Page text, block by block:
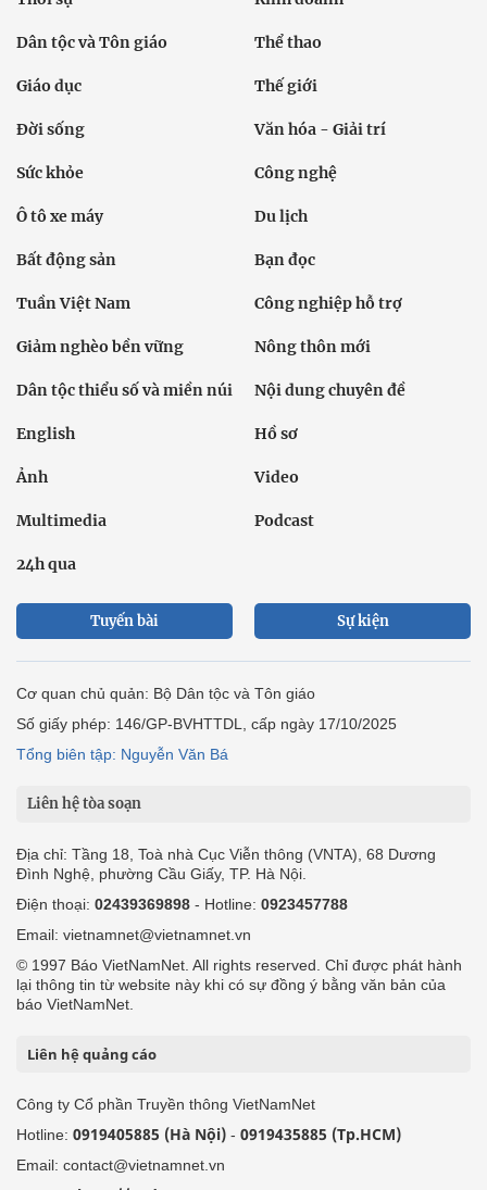
Dân tộc và Tôn giáo Thể thao
Giáo dục Thế giới
Đời sống Văn hóa - Giải trí
Sức khỏe Công nghệ
Ô tô xe máy Du lịch
Bất động sản Bạn đọc
Tuần Việt Nam Công nghiệp hỗ trợ
Giảm nghèo bền vững Nông thôn mới
Dân tộc thiểu số và miền núi Nội dung chuyên đề
English Hồ sơ
Ảnh Video
Multimedia Podcast
24h qua
Tuyến bài Sự kiện
Cơ quan chủ quản: Bộ Dân tộc và Tôn giáo
Số giấy phép: 146/GP-BVHTTDL, cấp ngày 17/10/2025
Tổng biên tập: Nguyễn Văn Bá
Liên hệ tòa soạn
Địa chỉ: Tầng 18, Toà nhà Cục Viễn thông (VNTA), 68 Dương
Đình Nghệ, phường Cầu Giấy, TP. Hà Nội.
Điện thoại: 02439369898 - Hotline: 0923457788
Email: vietnamnet@vietnamnet.vn
© 1997 Báo VietNamNet. All rights reserved. Chỉ được phát hành
lại thông tin từ website này khi có sự đồng ý bằng văn bản của
báo VietNamNet.
Liên hệ quảng cáo
Công ty Cổ phần Truyền thông VietNamNet
Hotline: 0919405885 (Hà Nội) - 0919435885 (Tp.HCM)
Email: contact@vietnamnet.vn